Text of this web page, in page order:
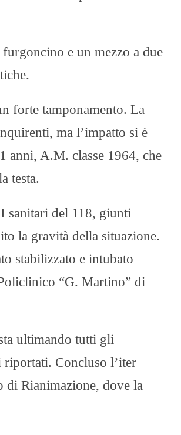
e un mezzo a due
forte tamponamento. La
ma l’impatto si è
anni, A.M. classe 1964, che
testa.​
sanitari del 118, giunti
la gravità della situazione.
stabilizzato e intubato
“G. Martino” di
ultimando tutti gli
riportati. Concluso l’iter
di Rianimazione, dove la